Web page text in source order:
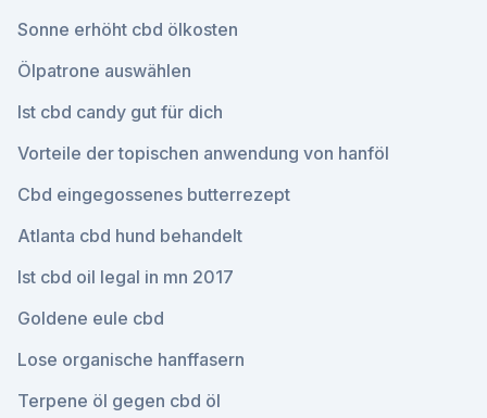
Sonne erhöht cbd ölkosten
Ölpatrone auswählen
Ist cbd candy gut für dich
Vorteile der topischen anwendung von hanföl
Cbd eingegossenes butterrezept
Atlanta cbd hund behandelt
Ist cbd oil legal in mn 2017
Goldene eule cbd
Lose organische hanffasern
Terpene öl gegen cbd öl